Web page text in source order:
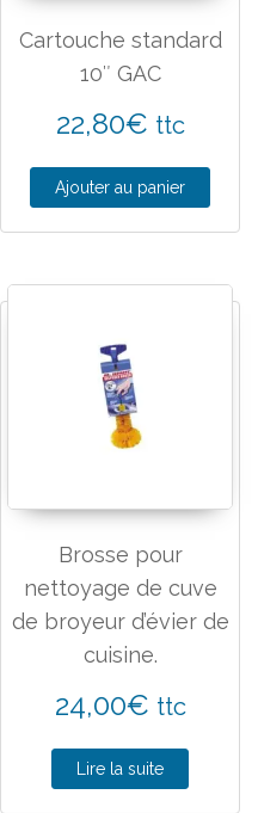
Cartouche standard
10″ GAC
22,80€ ttc
Ajouter au panier
Brosse pour
nettoyage de cuve
de broyeur d’évier de
cuisine.
24,00€ ttc
Lire la suite